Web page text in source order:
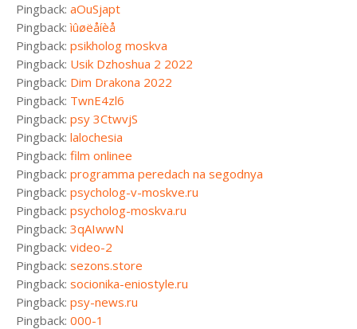
Pingback: aOuSjapt
Pingback: ìûøëåíèå
Pingback: psikholog moskva
Pingback: Usik Dzhoshua 2 2022
Pingback: Dim Drakona 2022
Pingback: TwnE4zl6
Pingback: psy 3CtwvjS
Pingback: lalochesia
Pingback: film onlinee
Pingback: programma peredach na segodnya
Pingback: psycholog-v-moskve.ru
Pingback: psycholog-moskva.ru
Pingback: 3qAIwwN
Pingback: video-2
Pingback: sezons.store
Pingback: socionika-eniostyle.ru
Pingback: psy-news.ru
Pingback: 000-1